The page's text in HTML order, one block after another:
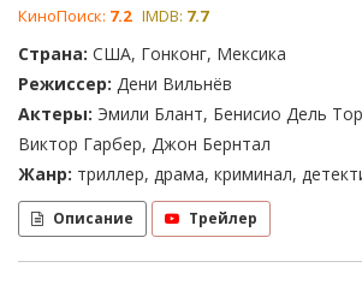
КиноПоиск: 7.2 IMDB: 7.7
Страна: США, Гонконг, Мексика
Режиссер: Дени Вильнёв
Актеры: Эмили Блант, Бенисио Дель
Виктор Гарбер, Джон Бернтал
Жанр: триллер, драма, криминал,
Описание Трейлер